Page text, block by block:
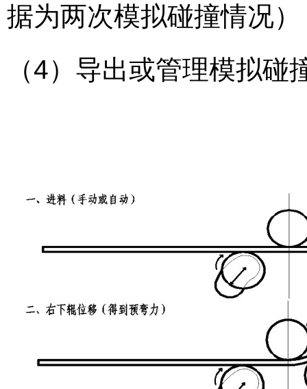
据为两次模拟碰撞情况）
（4）导出或管理模拟碰